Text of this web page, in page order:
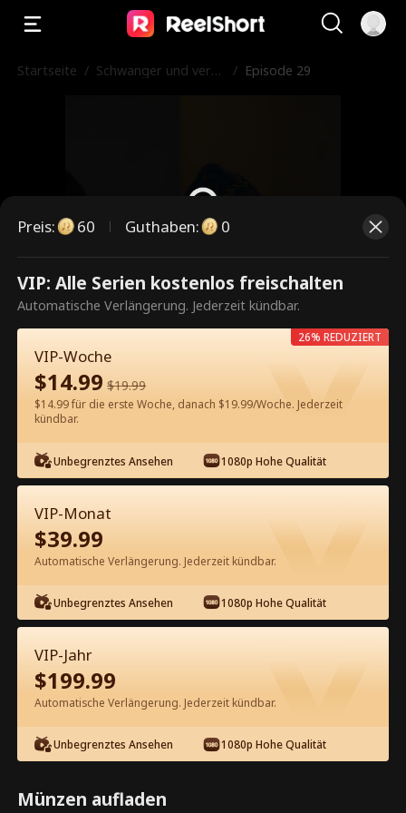
Startseite / Schwanger und verhe
/ Episode 29
Dies ist eine kostenpflichtige
Episode. Bitte entsperren, um
60 Jetzt entsperren
Kostenlos in der App ansehen
Episode 29 - Schwanger und
verheiratet mit einem Filmstar
Kompletter Film
0-49 50-70
29 30 31 32 33
Preis: 60 Guthaben: 0
VIP: Alle Serien kostenlos freischalten
Automatische Verlängerung. Jederzeit kündbar.
VIP-Woche
$14.99 $19.99
$14.99 für die erste Woche, danach $19.99/Woche. Jederzeit
kündbar.
Unbegrenztes Ansehen 1080p Hohe Qualität
26% REDUZIERT
VIP-Monat
$39.99
Automatische Verlängerung. Jederzeit kündbar.
Unbegrenztes Ansehen 1080p Hohe Qualität
VIP-Jahr
$199.99
Automatische Verlängerung. Jederzeit kündbar.
Unbegrenztes Ansehen 1080p Hohe Qualität
Münzen aufladen